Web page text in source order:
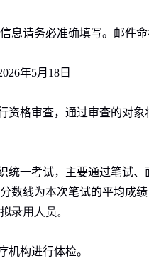
息请务必准确填写。邮件
6年5月 18日
资格审查，通过审查的对象
统一考试，主要通过笔试、
数线为本次笔试的平均成
录用人员。
机构进行体检。